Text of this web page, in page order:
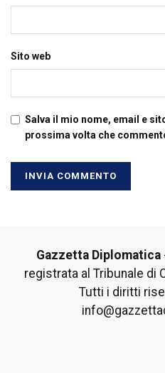
Sito web
Salva il mio nome, email e
prossima volta che
Gazzetta Diplomatica
registrata al Tribunale di
Tutti i diritti